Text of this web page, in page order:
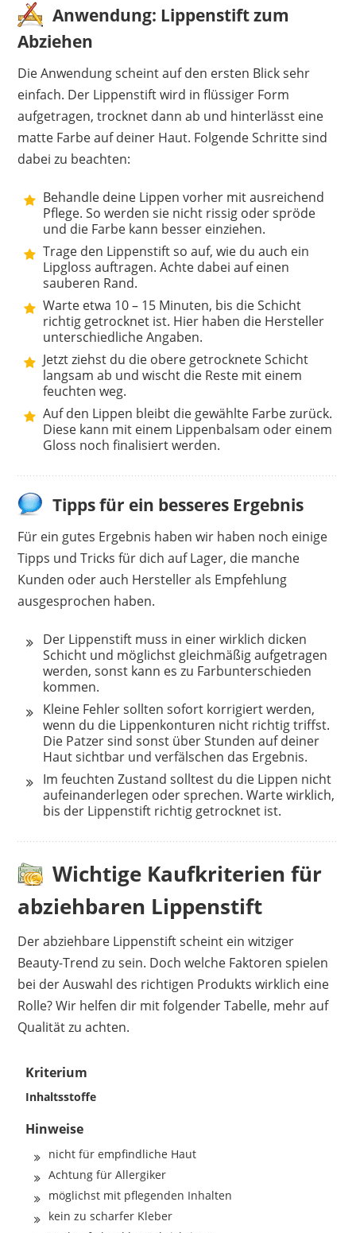
Anwendung: Lippenstift zum
Abziehen
Die Anwendung scheint auf den ersten Blick sehr
einfach. Der Lippenstift wird in flüssiger Form
aufgetragen, trocknet dann ab und hinterlässt eine
matte Farbe auf deiner Haut. Folgende Schritte sind
dabei zu beachten:
Behandle deine Lippen vorher mit ausreichend
Pflege. So werden sie nicht rissig oder spröde
und die Farbe kann besser einziehen.
Trage den Lippenstift so auf, wie du auch ein
Lipgloss auftragen. Achte dabei auf einen
sauberen Rand.
Warte etwa 10 – 15 Minuten, bis die Schicht
richtig getrocknet ist. Hier haben die Hersteller
unterschiedliche Angaben.
Jetzt ziehst du die obere getrocknete Schicht
langsam ab und wischt die Reste mit einem
feuchten weg.
Auf den Lippen bleibt die gewählte Farbe zurück.
Diese kann mit einem Lippenbalsam oder einem
Gloss noch finalisiert werden.
Tipps für ein besseres Ergebnis
Für ein gutes Ergebnis haben wir haben noch einige
Tipps und Tricks für dich auf Lager, die manche
Kunden oder auch Hersteller als Empfehlung
ausgesprochen haben.
Der Lippenstift muss in einer wirklich dicken
Schicht und möglichst gleichmäßig aufgetragen
werden, sonst kann es zu Farbunterschieden
kommen.
Kleine Fehler sollten sofort korrigiert werden,
wenn du die Lippenkonturen nicht richtig triffst.
Die Patzer sind sonst über Stunden auf deiner
Haut sichtbar und verfälschen das Ergebnis.
Im feuchten Zustand solltest du die Lippen nicht
aufeinanderlegen oder sprechen. Warte wirklich,
bis der Lippenstift richtig getrocknet ist.
Wichtige Kaufkriterien für
abziehbaren Lippenstift
Der abziehbare Lippenstift scheint ein witziger
Beauty-Trend zu sein. Doch welche Faktoren spielen
bei der Auswahl des richtigen Produkts wirklich eine
Rolle? Wir helfen dir mit folgender Tabelle, mehr auf
Qualität zu achten.
Kriterium
Inhaltsstoffe
Hinweise
nicht für empfindliche Haut
Achtung für Allergiker
möglichst mit pflegenden Inhalten
kein zu scharfer Kleber